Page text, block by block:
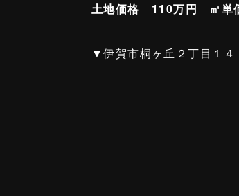
土地価格 110万円 ㎡単
▼伊賀市桐ヶ丘２丁目１